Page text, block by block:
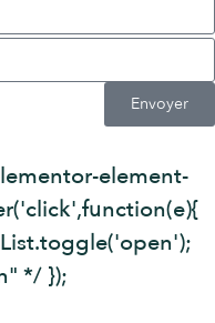
Envoyer
element-
*/ });